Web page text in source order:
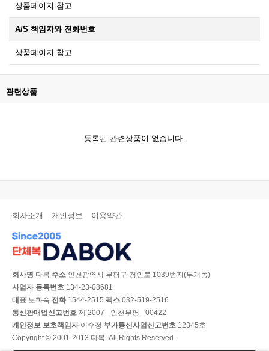
상품페이지 참고
A/S 책임자와 전화번호
상품페이지 참고
관련상품
등록된 관련상품이 없습니다.
회사소개 개인정보 이용약관
회사명 다복 주소 인천광역시 부평구 경인로 1039번지(부개동)
사업자 등록번호 134-23-08681
대표 노화숙 전화 1544-2515 팩스 032-519-2516
통신판매업신고번호 제 2007 - 인천부평 - 00422
개인정보 보호책임자 이수정 부가통신사업신고번호 12345호
Copyright © 2001-2013 다복. All Rights Reserved.